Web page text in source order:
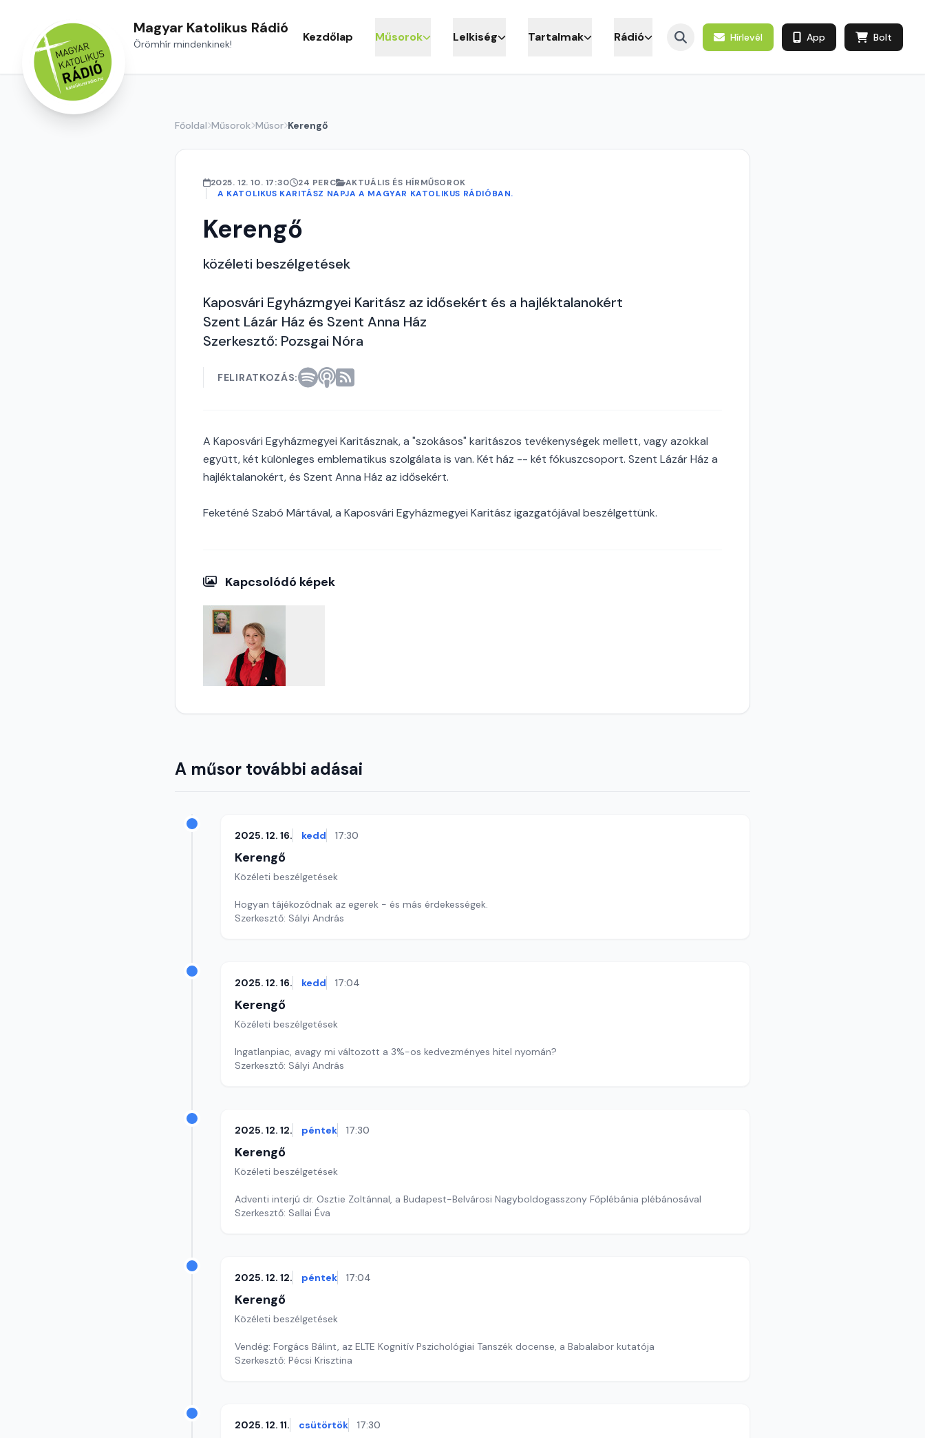
Magyar Katolikus Rádió
Örömhír mindenkinek! Kezdőlap Műsorok Lelkiség Tartalmak Rádió Hírlevél App Bolt
Főoldal Műsorok Műsor Kerengő
2025. 12. 10. 17:30 24 PERC
AKTUÁLIS ÉS HÍRMŰSOROK
A KATOLIKUS KARITÁSZ NAPJA A MAGYAR KATOLIKUS RÁDIÓBAN.
Kerengő
közéleti beszélgetések
Kaposvári Egyházmgyei Karitász az idősekért és a hajléktalanokért
Szent Lázár Ház és Szent Anna Ház
Szerkesztő: Pozsgai Nóra
FELIRATKOZÁS:
A Kaposvári Egyházmegyei Karitásznak, a "szokásos" karitászos tevékenységek mellett, vagy azokkal
együtt, két különleges emblematikus szolgálata is van. Két ház -- két fókuszcsoport. Szent Lázár Ház a
hajléktalanokért, és Szent Anna Ház az idősekért.
Feketéné Szabó Mártával, a Kaposvári Egyházmegyei Karitász igazgatójával beszélgettünk.
Kapcsolódó képek
A műsor további adásai
2025. 12. 16. kedd 17:30
Kerengő
Közéleti beszélgetések
Hogyan tájékozódnak az egerek - és más érdekességek.
Szerkesztő: Sályi András
2025. 12. 16. kedd 17:04
Kerengő
Közéleti beszélgetések
Ingatlanpiac, avagy mi változott a 3%-os kedvezményes hitel nyomán?
Szerkesztő: Sályi András
2025. 12. 12. péntek 17:30
Kerengő
Közéleti beszélgetések
Adventi interjú dr. Osztie Zoltánnal, a Budapest-Belvárosi Nagyboldogasszony Főplébánia plébánosával
Szerkesztő: Sallai Éva
2025. 12. 12. péntek 17:04
Kerengő
Közéleti beszélgetések
Vendég: Forgács Bálint, az ELTE Kognitív Pszichológiai Tanszék docense, a Babalabor kutatója
Szerkesztő: Pécsi Krisztina
2025. 12. 11. csütörtök 17:30